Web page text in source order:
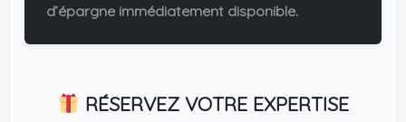
d’épargne immédiatement disponible.
RÉSERVEZ VOTRE EXPERTISE